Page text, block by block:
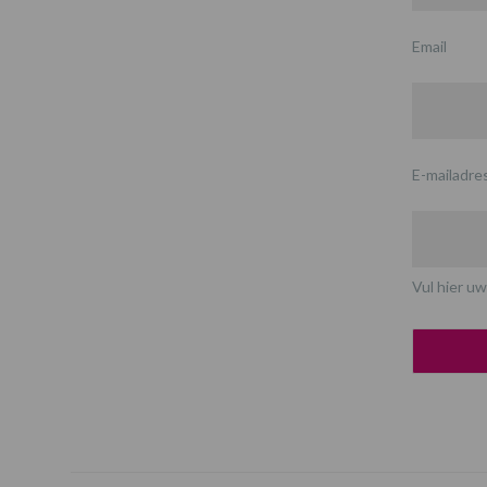
Email
E-
Vul hier